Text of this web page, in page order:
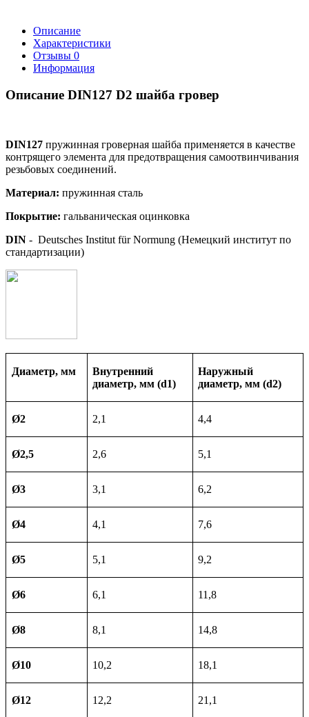
Описание
Характеристики
Отзывы 0
Информация
Описание DIN127 D2 шайба гровер
DIN127 пружинная гроверная шайба применяется в качестве
контрящего элемента для предотвращения самоотвинчивания
резьбовых соединений.
Материал: пружинная сталь
Покрытие: гальваническая оцинковка
DIN - Deutsches Institut für Normung (Немецкий институт по
стандартизации)
Диаметр, мм
Внутренний
диаметр, мм (d1)
Наружный
диаметр, мм (d2)
Ø2 2,1 4,4
Ø2,5 2,6 5,1
Ø3 3,1 6,2
Ø4 4,1 7,6
Ø5 5,1 9,2
Ø6 6,1 11,8
Ø8 8,1 14,8
Ø10 10,2 18,1
Ø12 12,2 21,1